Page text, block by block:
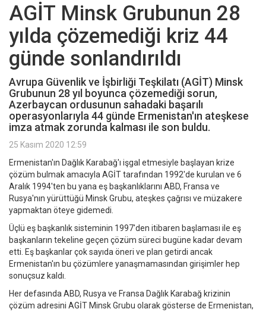
AGİT Minsk Grubunun 28
yılda çözemediği kriz 44
günde sonlandırıldı
Avrupa Güvenlik ve İşbirliği Teşkilatı (AGİT) Minsk
Grubunun 28 yıl boyunca çözemediği sorun,
Azerbaycan ordusunun sahadaki başarılı
operasyonlarıyla 44 günde Ermenistan'ın ateşkese
imza atmak zorunda kalması ile son buldu.
25 Kasım 2020 12:59
Ermenistan'ın Dağlık Karabağ'ı işgal etmesiyle başlayan krize
çözüm bulmak amacıyla AGİT tarafından 1992'de kurulan ve 6
Aralık 1994'ten bu yana eş başkanlıklarını ABD, Fransa ve
Rusya'nın yürüttüğü Minsk Grubu, ateşkes çağrısı ve müzakere
yapmaktan öteye gidemedi.
Üçlü eş başkanlık sisteminin 1997'den itibaren başlaması ile eş
başkanların tekeline geçen çözüm süreci bugüne kadar devam
etti. Eş başkanlar çok sayıda öneri ve plan getirdi ancak
Ermenistan'ın bu çözümlere yanaşmamasından girişimler hep
sonuçsuz kaldı.
Her defasında ABD, Rusya ve Fransa Dağlık Karabağ krizinin
çözüm adresini AGİT Minsk Grubu olarak gösterse de Ermenistan,